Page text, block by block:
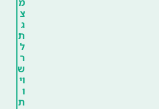
צ
ג
ת
ל
ר
ש
וי
ו
ת